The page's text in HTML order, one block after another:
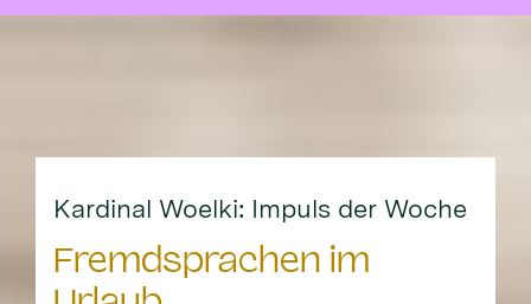
Kardinal Woelki: Impuls der Woche
Fremdsprachen im